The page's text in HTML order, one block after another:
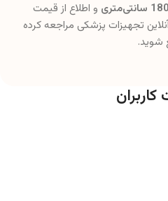
و اطلاع از قیمت
تجهیزات پزشکی مراجعه کرده
شوید.
کاربران